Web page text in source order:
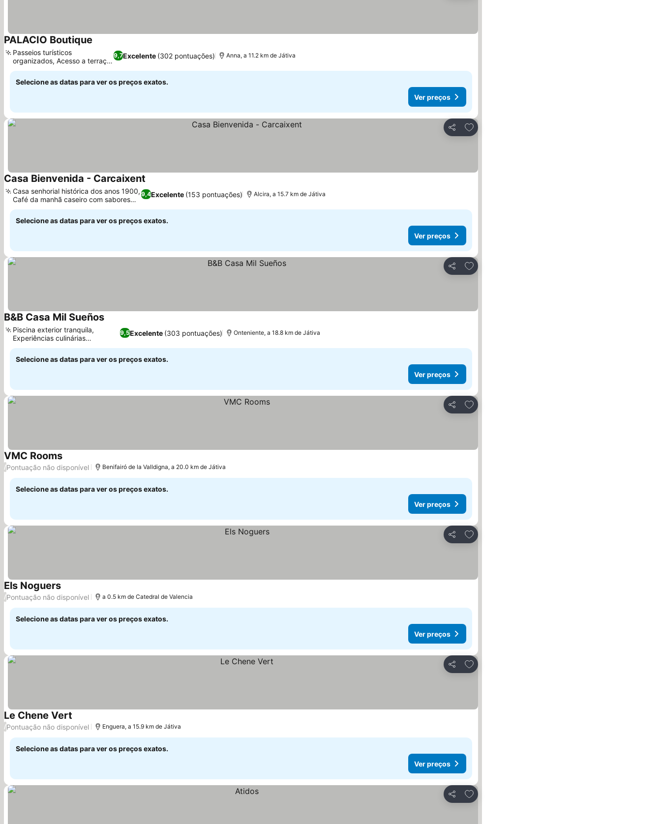
PALACIO Boutique
9,7Excelente (302 pontuações)
Passeios turísticos
organizados, Acesso a terraço
privativo
Anna, a 11.2 km de Játiva
Selecione as datas para ver os preços exatos.
Ver preços
Partilhar
Adicionar aos favoritos
Casa Bienvenida - Carcaixent
9,4Excelente (153 pontuações)
Casa senhorial histórica dos anos 1900,
Café da manhã caseiro com sabores
locais
Alcira, a 15.7 km de Játiva
Selecione as datas para ver os preços exatos.
Ver preços
Partilhar
Adicionar aos favoritos
B&B Casa Mil Sueños
9,5Excelente (303 pontuações)
Piscina exterior tranquila,
Experiências culinárias
personalizadas
Onteniente, a 18.8 km de Játiva
Selecione as datas para ver os preços exatos.
Ver preços
Partilhar
Adicionar aos favoritos
VMC Rooms
/Pontuação não disponível Benifairó de la Valldigna, a 20.0 km de Játiva
Selecione as datas para ver os preços exatos.
Ver preços
Partilhar
Adicionar aos favoritos
Els Noguers
/Pontuação não disponível a 0.5 km de Catedral de Valencia
Selecione as datas para ver os preços exatos.
Ver preços
Partilhar
Adicionar aos favoritos
Le Chene Vert
/Pontuação não disponível Enguera, a 15.9 km de Játiva
Selecione as datas para ver os preços exatos.
Ver preços
Partilhar
Adicionar aos favoritos